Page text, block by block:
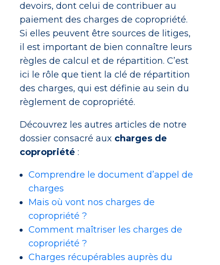
devoirs, dont celui de contribuer au
paiement des charges de copropriété.
Si elles peuvent être sources de litiges,
il est important de bien connaître leurs
règles de calcul et de répartition. C’est
ici le rôle que tient la clé de répartition
des charges, qui est définie au sein du
règlement de copropriété.
Découvrez les autres articles de notre
dossier consacré aux charges de
copropriété :
Comprendre le document d’appel de
charges
Mais où vont nos charges de
copropriété ?
Comment maîtriser les charges de
copropriété ?
Charges récupérables auprès du